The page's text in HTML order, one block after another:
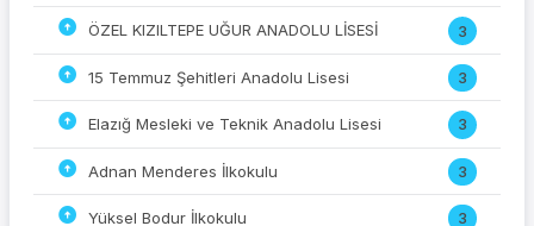
ÖZEL KIZILTEPE UĞUR ANADOLU LİSESİ 3
15 Temmuz Şehitleri Anadolu Lisesi 3
Elazığ Mesleki ve Teknik Anadolu Lisesi 3
Adnan Menderes İlkokulu 3
Yüksel Bodur İlkokulu 3